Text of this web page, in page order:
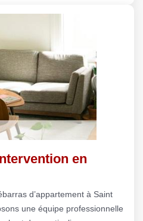
en
d’appartement à Saint
une équipe professionnelle